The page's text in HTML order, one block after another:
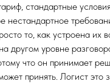
стандартные
нестандартное
то, как устроена их
другом уровне
что он принимает
принять. Логист это